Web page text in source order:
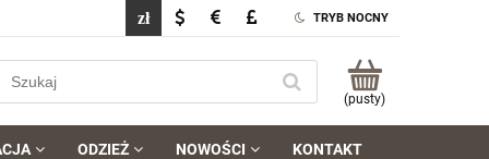
TRYB NOCNY
(pusty)
ODZIEŻ NOWOŚCI KONTAKT